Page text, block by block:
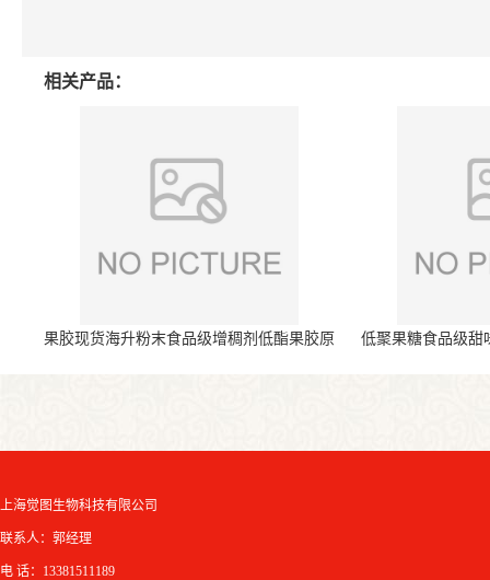
相关产品：
果胶现货海升粉末食品级增稠剂低酯果胶原
低聚果糖食品级甜
上海觉图生物科技有限公司
联系人：郭经理
电 话：13381511189